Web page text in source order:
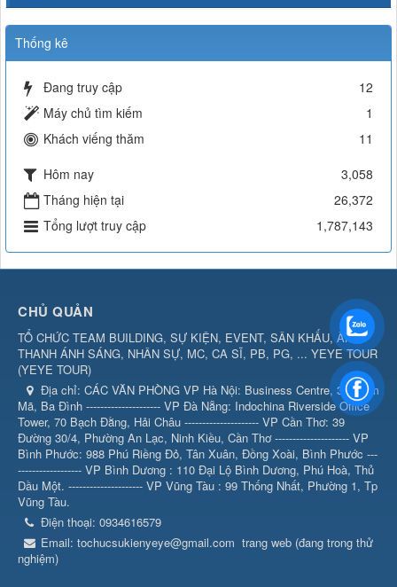
Thống kê
Đang truy cập
12
Máy chủ tìm kiếm
1
Khách viếng thăm
11
Hôm nay
3,058
Tháng hiện tại
26,372
Tổng lượt truy cập
1,787,143
CHỦ QUẢN
TỔ CHỨC TEAM BUILDING, SỰ KIỆN, EVENT, SÂN KHẤU, ÂM
THANH ÁNH SÁNG, NHÂN SỰ, MC, CA SĨ, PB, PG, ... YEYE TOUR
(YEYE TOUR)
Địa chỉ: CÁC VĂN PHÒNG VP Hà Nội: Business Centre, 360 Kim
Mã, Ba Đình --------------------- VP Đà Nẵng: Indochina Riverside Office
Tower, 70 Bạch Đằng, Hải Châu --------------------- VP Cần Thơ: 39
Đường 30/4, Phường An Lạc, Ninh Kiều, Cần Thơ --------------------- VP
Bình Phước: 988 Phú Riềng Đỏ, Tân Xuân, Đồng Xoài, Bình Phước ---
------------------ VP Bình Dương : 110 Đại Lộ Bình Dương, Phú Hoà, Thủ
Dầu Một. --------------------- VP Vũng Tàu : 99 Thống Nhất, Phường 1, Tp
Vũng Tàu.
Điện thoại: 0934616579
Email: tochucsukienyeye@gmail.com trang web (đang trong thử
nghiệm)